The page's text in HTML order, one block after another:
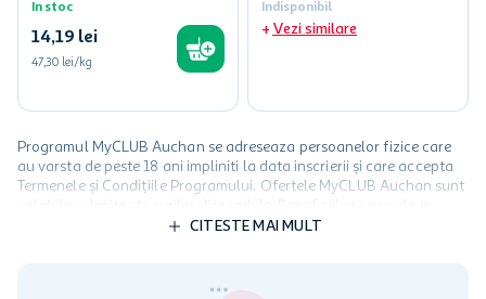
In stoc
14,19 lei
47,30 lei/kg
Indisponibil
Vezi similare
Programul MyCLUB Auchan se adreseaza persoanelor fizice care
au varsta de peste 18 ani impliniti la data inscrierii și care accepta
Termenele și Condițiile Programului. Ofertele MyCLUB Auchan sunt
limita a 12 unitati / card client o singura data in perioada promotiei.
CITESTE MAI MULT